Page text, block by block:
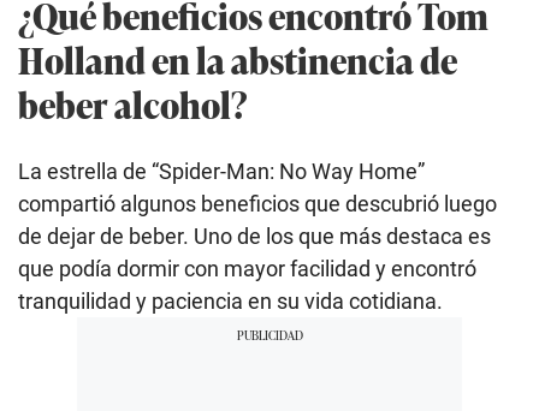
¿Qué beneficios encontró Tom
Holland en la abstinencia de
beber alcohol?
La estrella de “Spider-Man: No Way Home”
compartió algunos beneficios que descubrió luego
de dejar de beber. Uno de los que más destaca es
que podía dormir con mayor facilidad y encontró
tranquilidad y paciencia en su vida cotidiana.